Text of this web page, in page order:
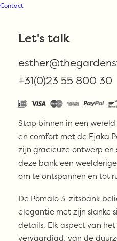
Contact
Let's talk
+31(0)23 55 800 30
Beschikbaar via
Fjaka
–
Pomalo
3
aantal
TOEVOEGEN
Stap binnen in een
en comfort met de Fjaka
zijn gracieuze ontwerp
deze bank een
om te ontspannen en tot
De Pomalo 3-zitsbank
elegantie met zijn slanke
details. Elk aspect van
vervaardigd, van de